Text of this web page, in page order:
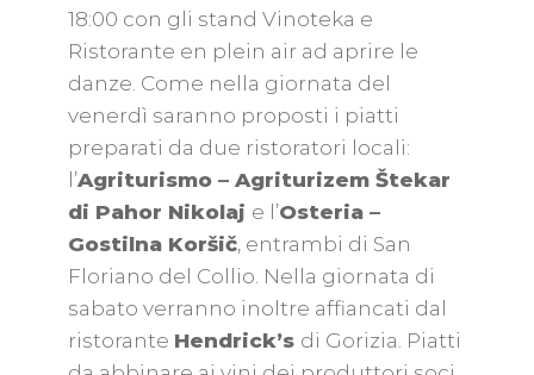
18:00 con gli stand Vinoteka e
Ristorante en plein air ad aprire le
danze. Come nella giornata del
venerdì saranno proposti i piatti
preparati da due ristoratori locali:
l’Agriturismo – Agriturizem Štekar
di Pahor Nikolaj e l’Osteria –
Gostilna Koršič, entrambi di San
Floriano del Collio. Nella giornata di
sabato verranno inoltre affiancati dal
ristorante Hendrick’s di Gorizia. Piatti